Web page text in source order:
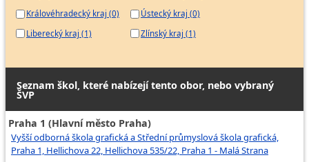
Královéhradecký kraj (0)
Liberecký kraj (1)
Ústecký kraj (0)
Zlínský kraj (1)
Seznam škol, které nabízejí tento obor, nebo vybraný
ŠVP
Praha 1 (Hlavní město Praha)
Vyšší odborná škola grafická a Střední průmyslová škola grafická,
Praha 1, Hellichova 22, Hellichova 535/22, Praha 1 - Malá Strana